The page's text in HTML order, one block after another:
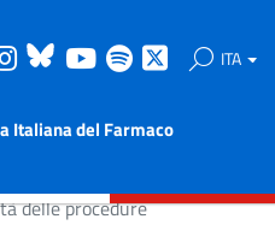
Instagram
Bluesky
Youtube
Spotify ITA
Italiana del Farmaco
delle procedure